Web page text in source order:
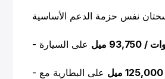
- على السيارة
- على البطارية مع